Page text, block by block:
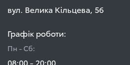
вул. Велика Кільцева, 56
Графік роботи:
Пн - Сб:
08:00 - 20:00